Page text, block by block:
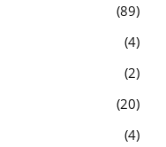
89
4
2
20
4